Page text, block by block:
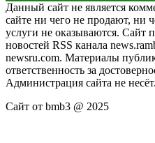
Данный сайт не является
сайте ни чего не продают, ни
услуги не оказываются. Сайт
новостей RSS канала
newsru.com. Материалы
ответственность за
Администрация сайта не несёт.
Сайт от bmb3 @ 2025